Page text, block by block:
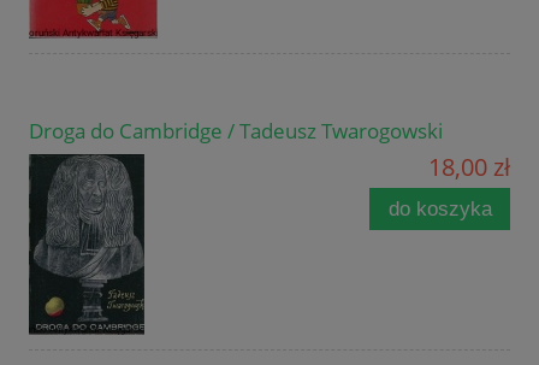
Droga do Cambridge / Tadeusz Twarogowski
18,00 zł
do koszyka